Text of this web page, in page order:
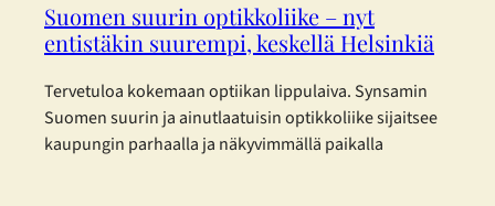
Suomen suurin optikkoliike – nyt
entistäkin suurempi, keskellä Helsinkiä
Tervetuloa kokemaan optiikan lippulaiva. Synsamin
Suomen suurin ja ainutlaatuisin optikkoliike sijaitsee
kaupungin parhaalla ja näkyvimmällä paikalla